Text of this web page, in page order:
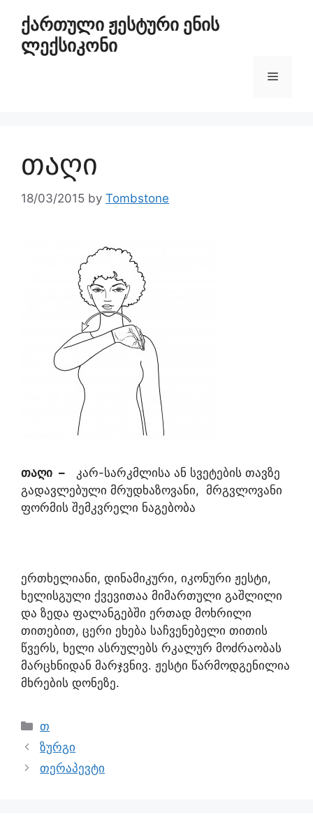
ქართული ჟესტური ენის
ლექსიკონი
თაღი
18/03/2015 by Tombstone
თაღი –
კარ-სარკმლისა ან სვეტების თავზე
გადავლებული მრუდხაზოვანი, მრგვლოვანი
ფორმის შემკვრელი ნაგებობა
ერთხელიანი, დინამიკური, იკონური ჟესტი,
ხელისგული ქვევითაა მიმართული გაშლილი
და ზედა ფალანგებში ერთად მოხრილი
თითებით, ცერი ეხება საჩვენებელი თითის
წვერს, ხელი ასრულებს რკალურ მოძრაობას
მარცხნიდან მარჯვნივ. ჟესტი წარმოდგენილია
მხრების დონეზე.
თ
ზურგი
თერაპევტი